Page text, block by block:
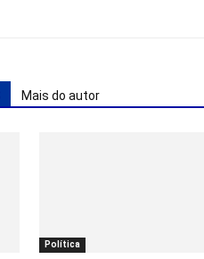
Mais do autor
Política